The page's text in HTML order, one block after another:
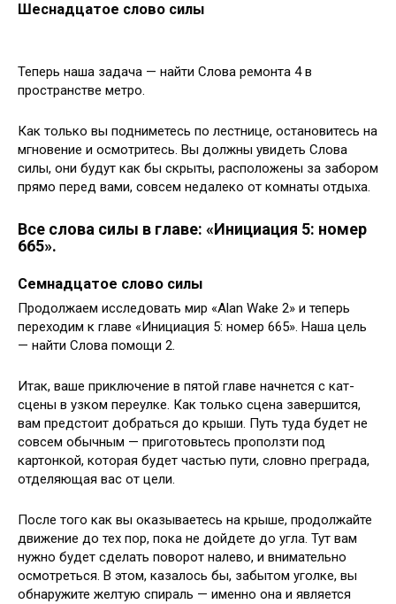
Шеснадцатое слово силы
Теперь наша задача — найти Слова ремонта 4 в
пространстве метро.
Как только вы подниметесь по лестнице, остановитесь на
мгновение и осмотритесь. Вы должны увидеть Слова
силы, они будут как бы скрыты, расположены за забором
прямо перед вами, совсем недалеко от комнаты отдыха.
Все слова силы в главе: «Инициация 5: номер
665».
Семнадцатое слово силы
Продолжаем исследовать мир «Alan Wake 2» и теперь
переходим к главе «Инициация 5: номер 665». Наша цель
— найти Слова помощи 2.
Итак, ваше приключение в пятой главе начнется с кат-
сцены в узком переулке. Как только сцена завершится,
вам предстоит добраться до крыши. Путь туда будет не
совсем обычным — приготовьтесь проползти под
картонкой, которая будет частью пути, словно преграда,
отделяющая вас от цели.
После того как вы оказываетесь на крыше, продолжайте
движение до тех пор, пока не дойдете до угла. Тут вам
нужно будет сделать поворот налево, и внимательно
осмотреться. В этом, казалось бы, забытом уголке, вы
обнаружите желтую спираль — именно она и является